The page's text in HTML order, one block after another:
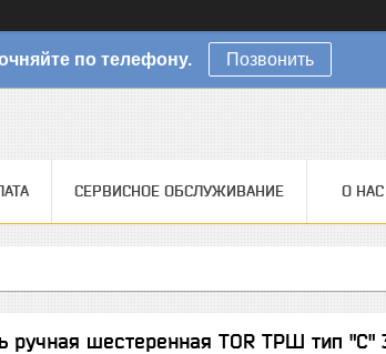
по телефону. Позвонить
СЕРВИСНОЕ ОБСЛУЖИВАНИЕ О НАС
ручная шестеренная TOR ТРШ тип "С"